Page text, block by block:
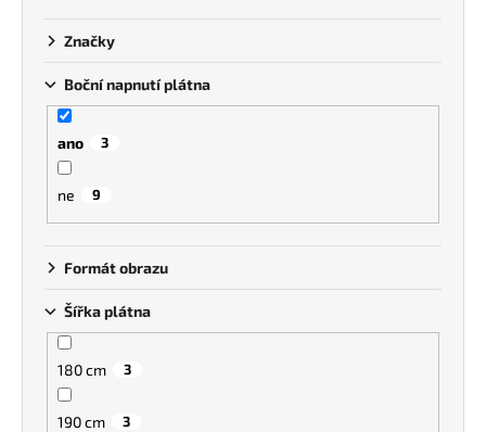
Značky
Boční napnutí plátna
ano 3
ne 9
Formát obrazu
Šířka plátna
180 cm 3
190 cm 3